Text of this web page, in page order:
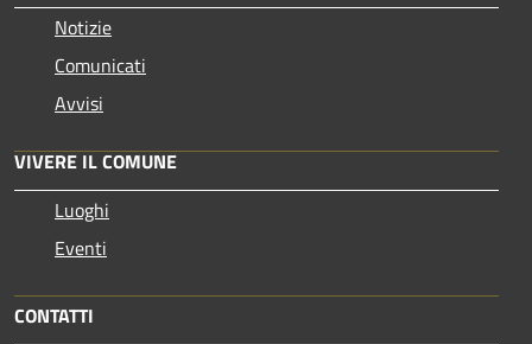
Notizie
Comunicati
Avvisi
VIVERE IL COMUNE
Luoghi
Eventi
CONTATTI